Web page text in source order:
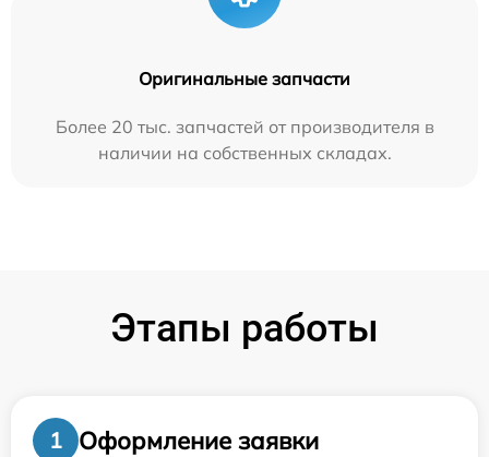
Оригинальные запчасти
Более 20 тыс. запчастей от производителя в
наличии на собственных складах.
Этапы работы
1
Оформление заявки